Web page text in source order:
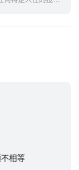
對上述內
相等